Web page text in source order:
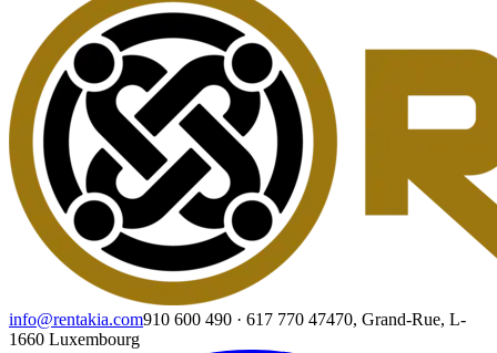
info@rentakia.com910 600 490 · 617 770 47470, Grand-Rue, L-
1660 Luxembourg